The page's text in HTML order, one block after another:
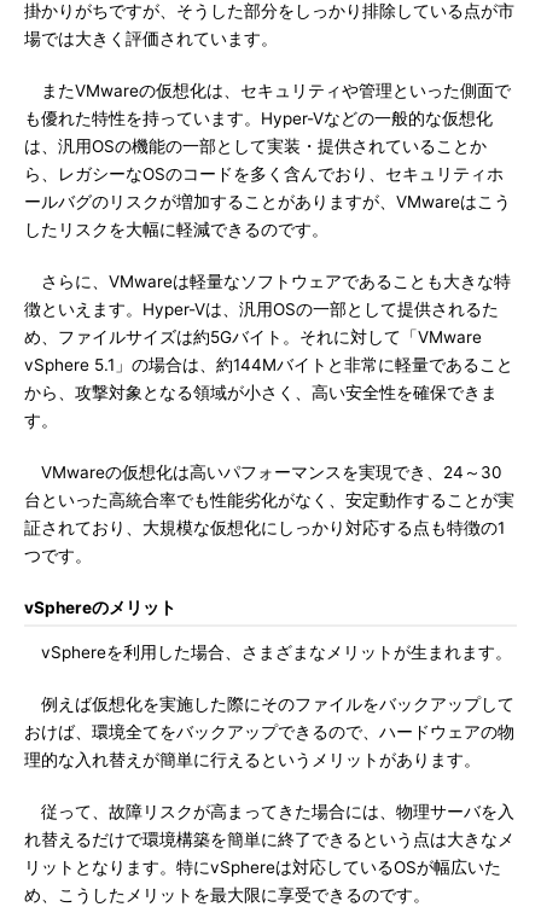
掛かりがちですが、そうした部分をしっかり排除している点が市
場では大きく評価されています。
またVMwareの仮想化は、セキュリティや管理といった側面で
も優れた特性を持っています。Hyper-Vなどの一般的な仮想化
は、汎用OSの機能の一部として実装・提供されていることか
ら、レガシーなOSのコードを多く含んでおり、セキュリティホ
ールバグのリスクが増加することがありますが、VMwareはこう
したリスクを大幅に軽減できるのです。
さらに、VMwareは軽量なソフトウェアであることも大きな特
徴といえます。Hyper-Vは、汎用OSの一部として提供されるた
め、ファイルサイズは約5Gバイト。それに対して「VMware
vSphere 5.1」の場合は、約144Mバイトと非常に軽量であること
から、攻撃対象となる領域が小さく、高い安全性を確保できま
す。
VMwareの仮想化は高いパフォーマンスを実現でき、24～30
台といった高統合率でも性能劣化がなく、安定動作することが実
証されており、大規模な仮想化にしっかり対応する点も特徴の1
つです。
vSphereのメリット
vSphereを利用した場合、さまざまなメリットが生まれます。
例えば仮想化を実施した際にそのファイルをバックアップして
おけば、環境全てをバックアップできるので、ハードウェアの物
理的な入れ替えが簡単に行えるというメリットがあります。
従って、故障リスクが高まってきた場合には、物理サーバを入
れ替えるだけで環境構築を簡単に終了できるという点は大きなメ
リットとなります。特にvSphereは対応しているOSが幅広いた
め、こうしたメリットを最大限に享受できるのです。